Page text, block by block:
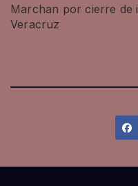
Marchan por cierre de
Veracruz